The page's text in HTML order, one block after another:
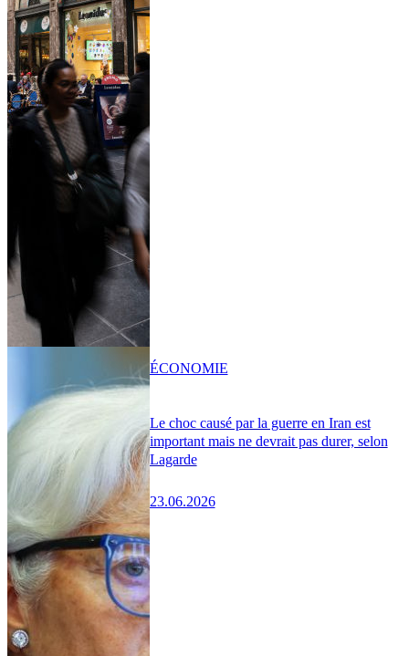
Le choc causé par la guerre en Iran est
important mais ne devrait pas durer, selon
Lagarde
23.06.2026
ÉCONOMIE